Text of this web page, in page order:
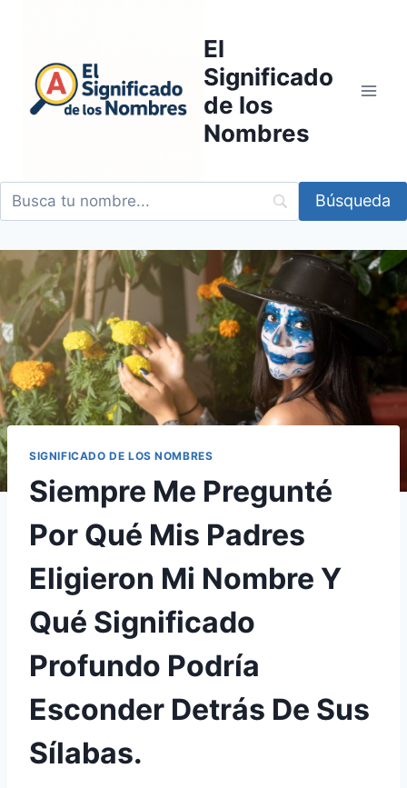
contenido
El
Significado
de los
Nombres
SIGNIFICADO DE LOS NOMBRES
Siempre Me Pregunté
Por Qué Mis Padres
Eligieron Mi Nombre Y
Qué Significado
Profundo Podría
Esconder Detrás De Sus
Sílabas.